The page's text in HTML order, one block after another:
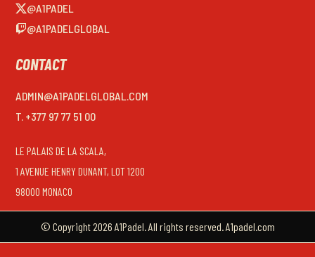
@A1PADEL
@A1PADELGLOBAL
CONTACT
ADMIN@A1PADELGLOBAL.COM
T. +377 97 77 51 00
LE PALAIS DE LA SCALA,
1 AVENUE HENRY DUNANT, LOT 1200
98000 MONACO
© Copyright 2026 A1Padel. All rights reserved. A1padel.com